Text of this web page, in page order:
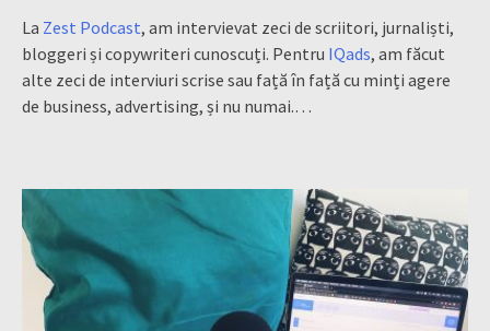
La Zest Podcast, am intervievat zeci de scriitori, jurnaliști,
bloggeri și copywriteri cunoscuți. Pentru IQads, am făcut
alte zeci de interviuri scrise sau față în față cu minți agere
de business, advertising, și nu numai.…